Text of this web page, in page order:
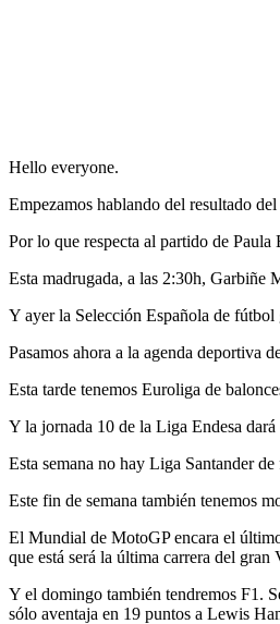
Hello everyone.
Empezamos hablando del resultado
Por lo que respecta al partido de
Esta madrugada, a las 2:30h, Garbiñe
Y ayer la Selección Española de
Pasamos ahora a la agenda deportiva
Esta tarde tenemos Euroliga de
Y la jornada 10 de la Liga Endesa
Esta semana no hay Liga Santander
Este fin de semana también tenemos
El Mundial de MotoGP encara el
que está será la última carrera del
Y el domingo también tendremos F1.
sólo aventaja en 19 puntos a Lewis